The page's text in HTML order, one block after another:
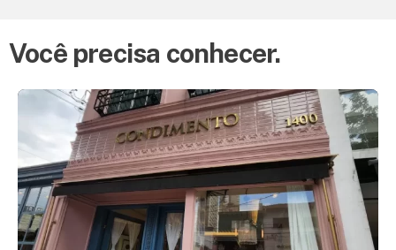
Você precisa conhecer.